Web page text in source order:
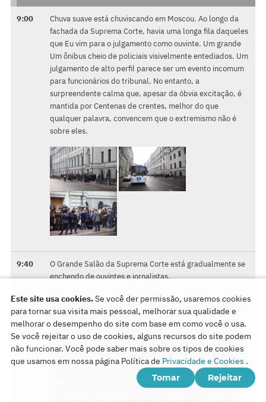
9:00
Chuva suave está chuviscando em Moscou. Ao longo da
fachada da Suprema Corte, havia uma longa fila daqueles
que Eu vim para o julgamento como ouvinte. Um grande
Um ônibus cheio de policiais visivelmente entediados. Um
julgamento de alto perfil parece ser um evento incomum
para funcionários do tribunal. No entanto, a
surpreendente calma que, apesar da óbvia excitação, é
mantida por Centenas de crentes, melhor do que
qualquer palavra, convencem que o extremismo não é
sobre eles.
9:40
O Grande Salão da Suprema Corte está gradualmente se
enchendo de ouvintes e jornalistas.
10:00
O julgamento começou com as perguntas do tribunal ao
representante do Ministério da Justiça. O tribunal está
tentando lidar com o fato de que o autor acusa o Centro
Administrativo de um episódio de 2014 quando, segundo
o Ministério, O Centro Administrativo importou para a
Rússia uma publicação que mais tarde seria reconhecida
como extremista Materiais. O Tribunal está interessado
na questão de como uma organização religiosa poderia
Este site usa cookies.Se você der permissão, usaremos cookies
para tornar sua visita mais pessoal, melhorar sua qualidade e
melhorar o desempenho do site com base em como você o usa.
Se você rejeitar o uso de cookies, alguns recursos do site podem
não funcionar. Você pode saber mais sobre os tipos de cookies
que usamos em nossa página Política de Privacidade e Cookies .
Tomar
Rejeitar